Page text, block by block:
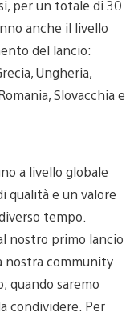
per un totale di 30
anche il livello
del lancio:
Ungheria,
Slovacchia e
a livello globale
qualità e un valore
tempo.
nostro primo lancio
nostra community
quando saremo
condividere. Per